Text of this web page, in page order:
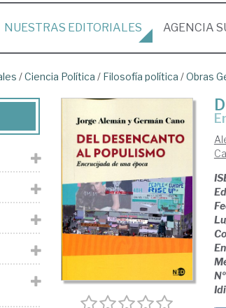
NUESTRAS EDITORIALES AGENCIA
/Ciencia Política / Filosofía política /Obras